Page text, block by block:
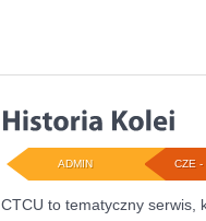
CZE -
ADMIN
CTCU to tematyczny serwis,